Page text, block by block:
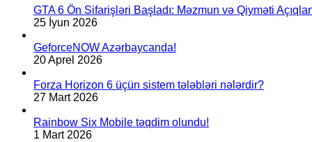
GTA 6 Ön Sifarişləri Başladı: Məzmun və Qiyməti
25 İyun 2026
GeforceNOW Azərbaycanda!
20 Aprel 2026
Forza Horizon 6 üçün sistem tələbləri nələrdir?
27 Mart 2026
Rainbow Six Mobile təqdim olundu!
1 Mart 2026